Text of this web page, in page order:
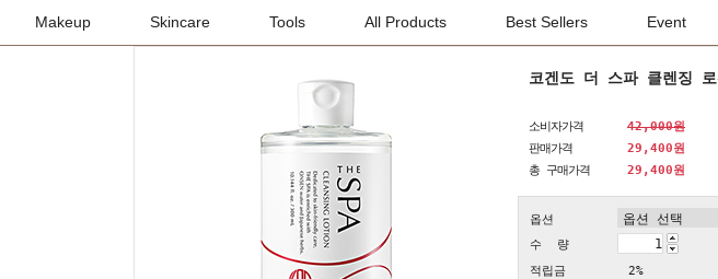
Makeup Skincare Tools All Products Best Sellers Event
코겐도 더 스파 클렌징 로
소비자가격
42,000원
판매가격
29,400원
총 구매가격
29,400원
옵션
수 량
적립금
2%